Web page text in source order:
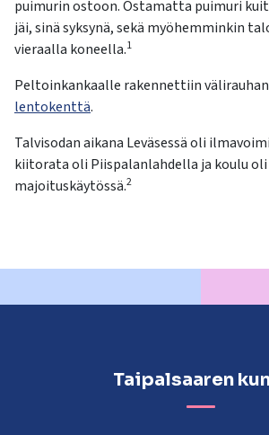
puimurin ostoon. Ostamatta puimuri
jäi, sinä syksynä, sekä myöhemminkin
vieraalla koneella.1
Peltoinkankaalle rakennettiin
lentokenttä.
Talvisodan aikana Leväsessä oli
kiitorata oli Piispalanlahdella ja koulu oli
majoituskäytössä.2
Taipalsaaren